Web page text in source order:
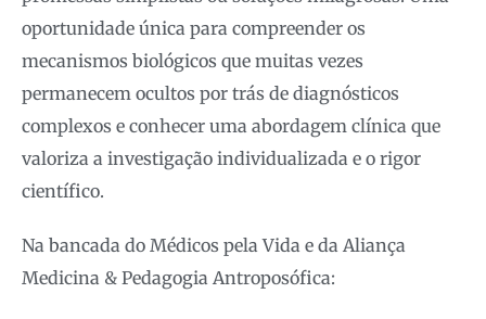
oportunidade única para compreender os
mecanismos biológicos que muitas vezes
permanecem ocultos por trás de diagnósticos
complexos e conhecer uma abordagem clínica que
valoriza a investigação individualizada e o rigor
científico.
Na bancada do Médicos pela Vida e da Aliança
Medicina & Pedagogia Antroposófica: